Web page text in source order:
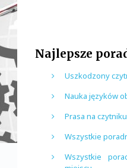
Najlepsze
Uszkodzony
Nauka języków
Prasa na
Wszystkie
Wszystkie